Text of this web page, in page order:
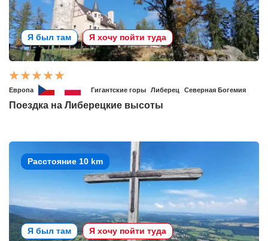
Я был там Я хочу пойти туда
Европа Гигантские горы Либерец Северная Богемия
Поездка на Либерецкие высоты
Расстояние 10 km
Я был там Я хочу пойти туда